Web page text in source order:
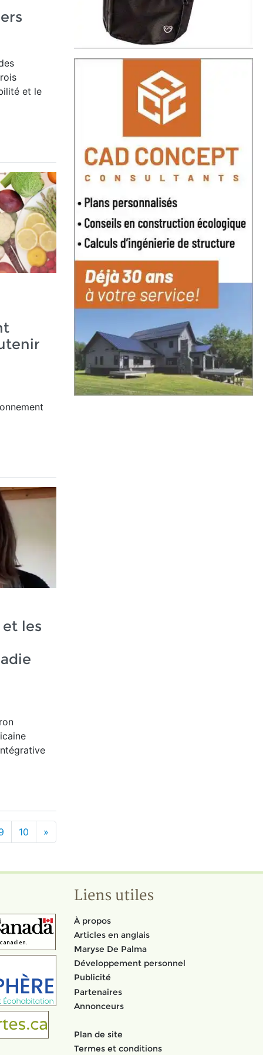
et le
les
10 »
Liens utiles
À propos
Articles en anglais
Maryse De Palma
Développement personnel
Publicité
Partenaires
Annonceurs
Plan de site
Termes et conditions